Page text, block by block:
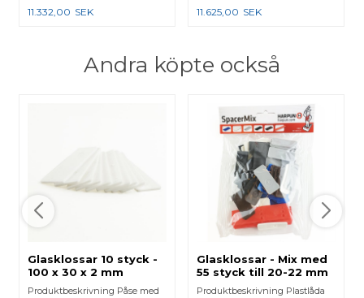
11.332,00 SEK 11.625,00 SEK
Andra köpte också
Glasklossar 10 styck -
100 x 30 x 2 mm
Produktbeskrivning Påse med
Glasklossar - Mix med
55 styck till 20-22 mm
glas
Produktbeskrivning Plastlåda